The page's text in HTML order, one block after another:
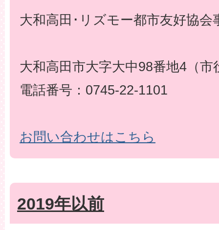
大和高田･リズモー都市友好協会
大和高田市大字大中98番地4（市
電話番号：0745-22-1101
お問い合わせはこちら
2019年以前